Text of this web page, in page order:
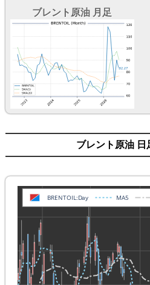
ブレント原油 月足
ブレント原油 日
BRENTOIL:Day MA5